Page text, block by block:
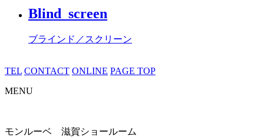
Blind_screen
ブラインド／スクリーン
TEL CONTACT ONLINE PAGE TOP
MENU
モンルーベ 滋賀ショールーム